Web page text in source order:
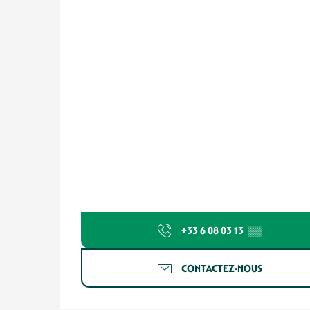
+33 6 08 03 13 ▒▒
CONTACTEZ-NOUS